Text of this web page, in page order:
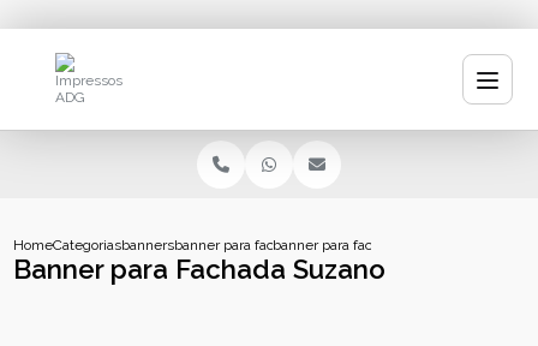
HomeCategoriasbannersbanner para fachadabanner para fachada suzano
Banner para Fachada Suzano